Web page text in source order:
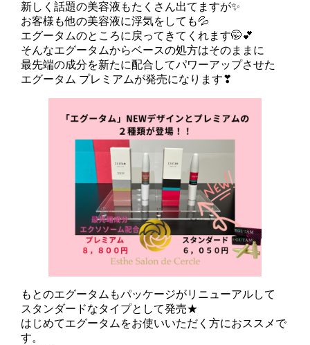
新しく話題の美容液もたくさん出てますが✨
お客様も他の美容液に浮気をしても💦
エグータムのところに戻ってきてくれます🤭💕
そんなエグータムからベースの処方はそのままに
最先端の成分を新たに配合してパワーアップさせた
エグータム プレミアムが発売になります❣
もとのエグータムもパッケージがリニューアルして
スタンダードなタイプとして発売★
はじめてエグータムをお使いいただく方におススメで
す。